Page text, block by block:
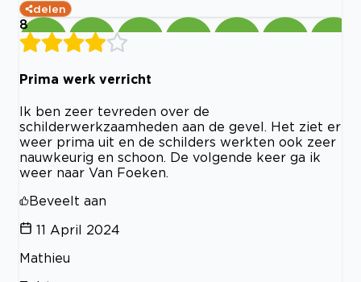
delen
8
Prima werk verricht
Ik ben zeer tevreden over de
schilderwerkzaamheden aan de gevel. Het ziet er
weer prima uit en de schilders werkten ook zeer
nauwkeurig en schoon. De volgende keer ga ik
weer naar Van Foeken.
Beveelt aan
11 April 2024
Mathieu